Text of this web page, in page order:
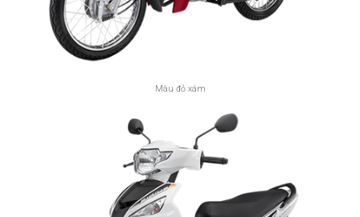
Màu đỏ xám